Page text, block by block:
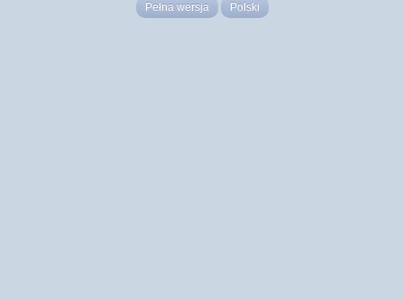
Pełna wersja Polski